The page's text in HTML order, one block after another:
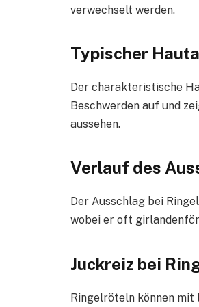
verwechselt werden.
Typischer
Der charakteristische
Beschwerden auf und
aussehen.
Verlauf des
Der Ausschlag bei
wobei er oft
Juckreiz bei
Ringelröteln können mit